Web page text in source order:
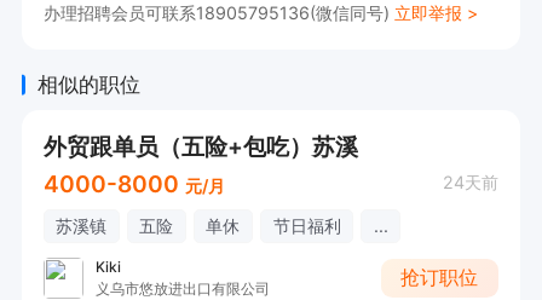
办理招聘会员可联系18905795136(微信同号) 立即举报 >
相似的职位
外贸跟单员（五险+包吃）苏溪
4000-8000 元/月 24天前
苏溪镇 五险 单休 节日福利 ...
Kiki
义乌市悠放进出口有限公司
抢订职位